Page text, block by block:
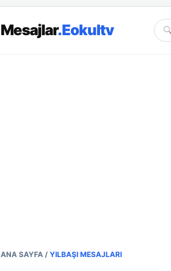
Mesajlar.Eokultv
ANA SAYFA / YILBAŞI MESAJLARI